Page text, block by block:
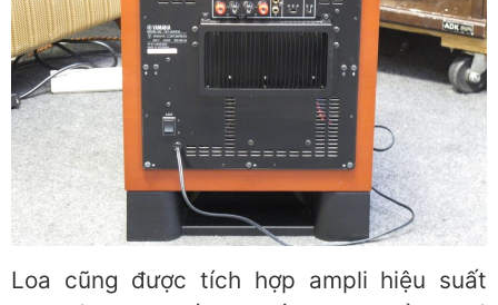
Loa cũng được tích hợp ampli hiệu suất